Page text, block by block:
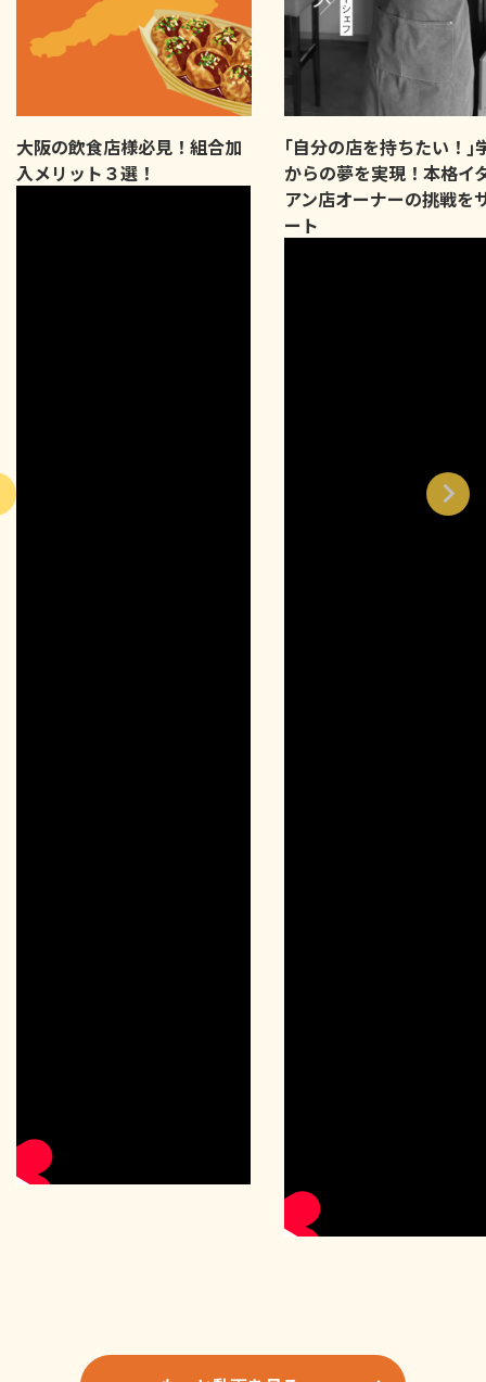
大阪の飲食店様必見！組合加
入メリット３選！
｢自分の店を持ちたい！｣
からの夢を実現！本格イ
アン店オーナーの挑戦を
ート